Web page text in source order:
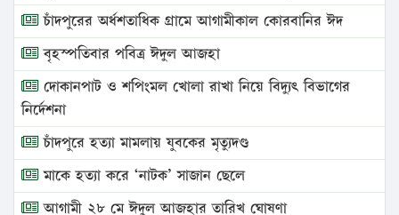
চাঁদপুরের অর্ধশতাধিক গ্রামে আগামীকাল কোরবানির ঈদ
বৃহস্পতিবার পবিত্র ঈদুল আজহা
দোকানপাট ও শপিংমল খোলা রাখা নিয়ে বিদ্যুৎ বিভাগের
নির্দেশনা
চাঁদপুরে হত্যা মামলায় যুবকের মৃত্যুদণ্ড
মাকে হত্যা করে ‘নাটক’ সাজান ছেলে
আগামী ২৮ মে ঈদুল আজহার তারিখ ঘোষণা